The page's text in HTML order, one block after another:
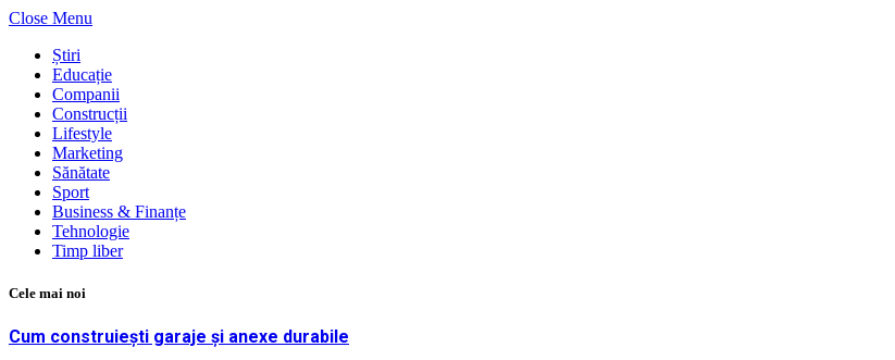
Close Menu
Știri
Educație
Companii
Construcții
Lifestyle
Marketing
Sănătate
Sport
Business & Finanțe
Tehnologie
Timp liber
Cele mai noi
Cum construiești garaje și anexe durabile